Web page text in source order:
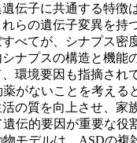
伝子に共通する特徴
らの遺伝子変異を持
べてが、シナプス密
ナプスの構造と機能
環境要因も指摘され
がないことを考え
の質を向上させ、家
伝的要因が重要な
モデルは、ASDの複